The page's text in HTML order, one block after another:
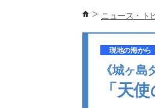
ニュース・ト
現地の海から
《城ヶ
「天